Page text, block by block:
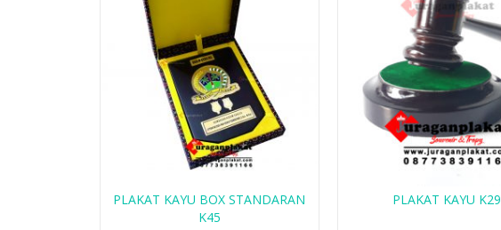
PLAKAT KAYU BOX STANDARAN
K45
PLAKAT KAYU K29